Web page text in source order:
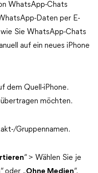
WhatsApp-Chats
Daten per E-
Sie WhatsApp-Chats
auf ein neues iPhone
dem Quell-iPhone.
übertragen möchten.
Gruppennamen.
“ > Wählen Sie je